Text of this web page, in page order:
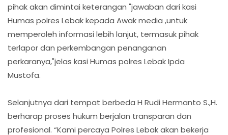
pihak akan dimintai keterangan "jawaban dari kasi
Humas polres Lebak kepada Awak media ,untuk
memperoleh informasi lebih lanjut, termasuk pihak
terlapor dan perkembangan penanganan
perkaranya,"jelas kasi Humas polres Lebak Ipda
Mustofa.
Selanjutnya dari tempat berbeda H Rudi Hermanto S.,H.
berharap proses hukum berjalan transparan dan
profesional. “Kami percaya Polres Lebak akan bekerja